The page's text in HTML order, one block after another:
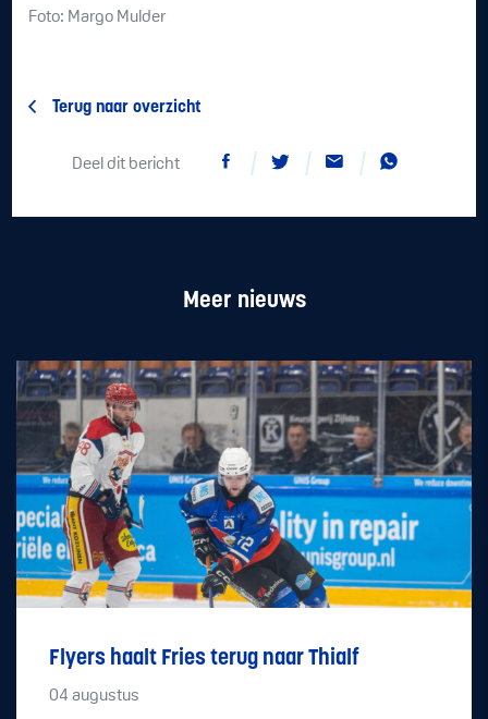
Foto: Margo Mulder
Terug naar overzicht
Deel dit bericht
Meer nieuws
Flyers haalt Fries terug naar Thialf
04 augustus